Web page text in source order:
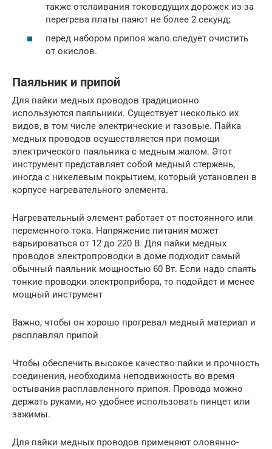
также отслаивания токоведущих дорожек из-за
перегрева платы паяют не более 2 секунд;
перед набором припоя жало следует очистить
от окислов.
Паяльник и припой
Для пайки медных проводов традиционно
используются паяльники. Существует несколько их
видов, в том числе электрические и газовые. Пайка
медных проводов осуществляется при помощи
электрического паяльника с медным жалом. Этот
инструмент представляет собой медный стержень,
иногда с никелевым покрытием, который установлен в
корпусе нагревательного элемента.
Нагревательный элемент работает от постоянного или
переменного тока. Напряжение питания может
варьироваться от 12 до 220 В. Для пайки медных
проводов электропроводки в доме подходит самый
обычный паяльник мощностью 60 Вт. Если надо спаять
тонкие проводки электроприбора, то подойдет и менее
мощный инструмент
Важно, чтобы он хорошо прогревал медный материал и
расплавлял припой
Чтобы обеспечить высокое качество пайки и прочность
соединения, необходима неподвижность во время
остывания расплавленного припоя. Провода можно
держать руками, но удобнее использовать пинцет или
зажимы.
Для пайки медных проводов применяют оловянно-